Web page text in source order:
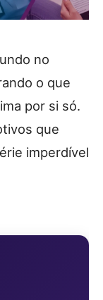
no
o que
por si só.
que
imperdível